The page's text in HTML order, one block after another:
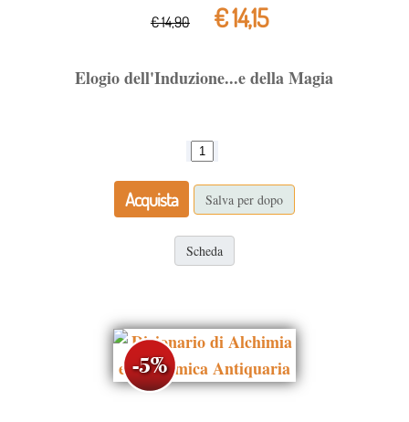
€ 14,90 € 14,15
Elogio dell'Induzione...e della Magia
Acquista Salva per dopo
Scheda